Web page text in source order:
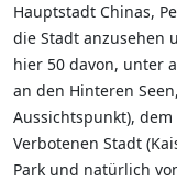
Hauptstadt Chinas,
die Stadt anzusehen
hier 50 davon, unter
an den Hinteren
Aussichtspunkt),
Verbotenen Stadt
Park und natürlich